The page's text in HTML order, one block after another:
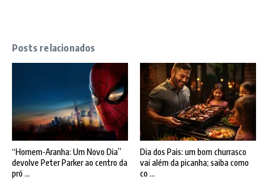
Posts relacionados
“Homem-Aranha: Um Novo Dia”
devolve Peter Parker ao centro da
pró ...
Dia dos Pais: um bom churrasco
vai além da picanha; saiba como
co ...